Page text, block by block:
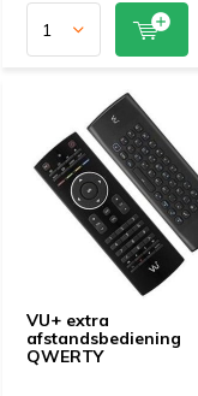
VU+ extra
afstandsbediening
QWERTY